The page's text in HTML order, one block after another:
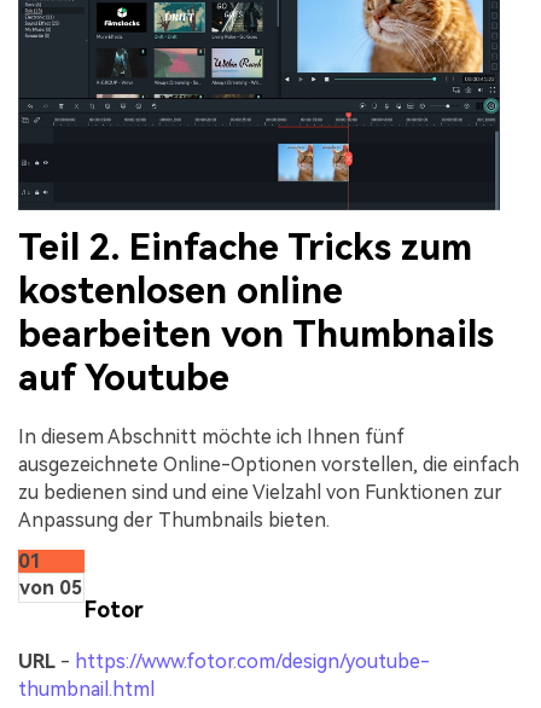
Teil 2. Einfache Tricks zum
kostenlosen online
bearbeiten von Thumbnails
auf Youtube
In diesem Abschnitt möchte ich Ihnen fünf
ausgezeichnete Online-Optionen vorstellen, die einfach
zu bedienen sind und eine Vielzahl von Funktionen zur
Anpassung der Thumbnails bieten.
01
von 05
Fotor
URL - https://www.fotor.com/design/youtube-
thumbnail.html